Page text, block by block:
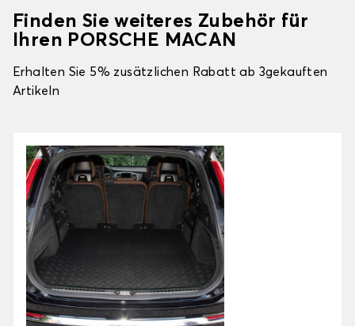
Finden Sie weiteres Zubehör für
Ihren PORSCHE MACAN
Erhalten Sie 5% zusätzlichen Rabatt ab 3gekauften
Artikeln